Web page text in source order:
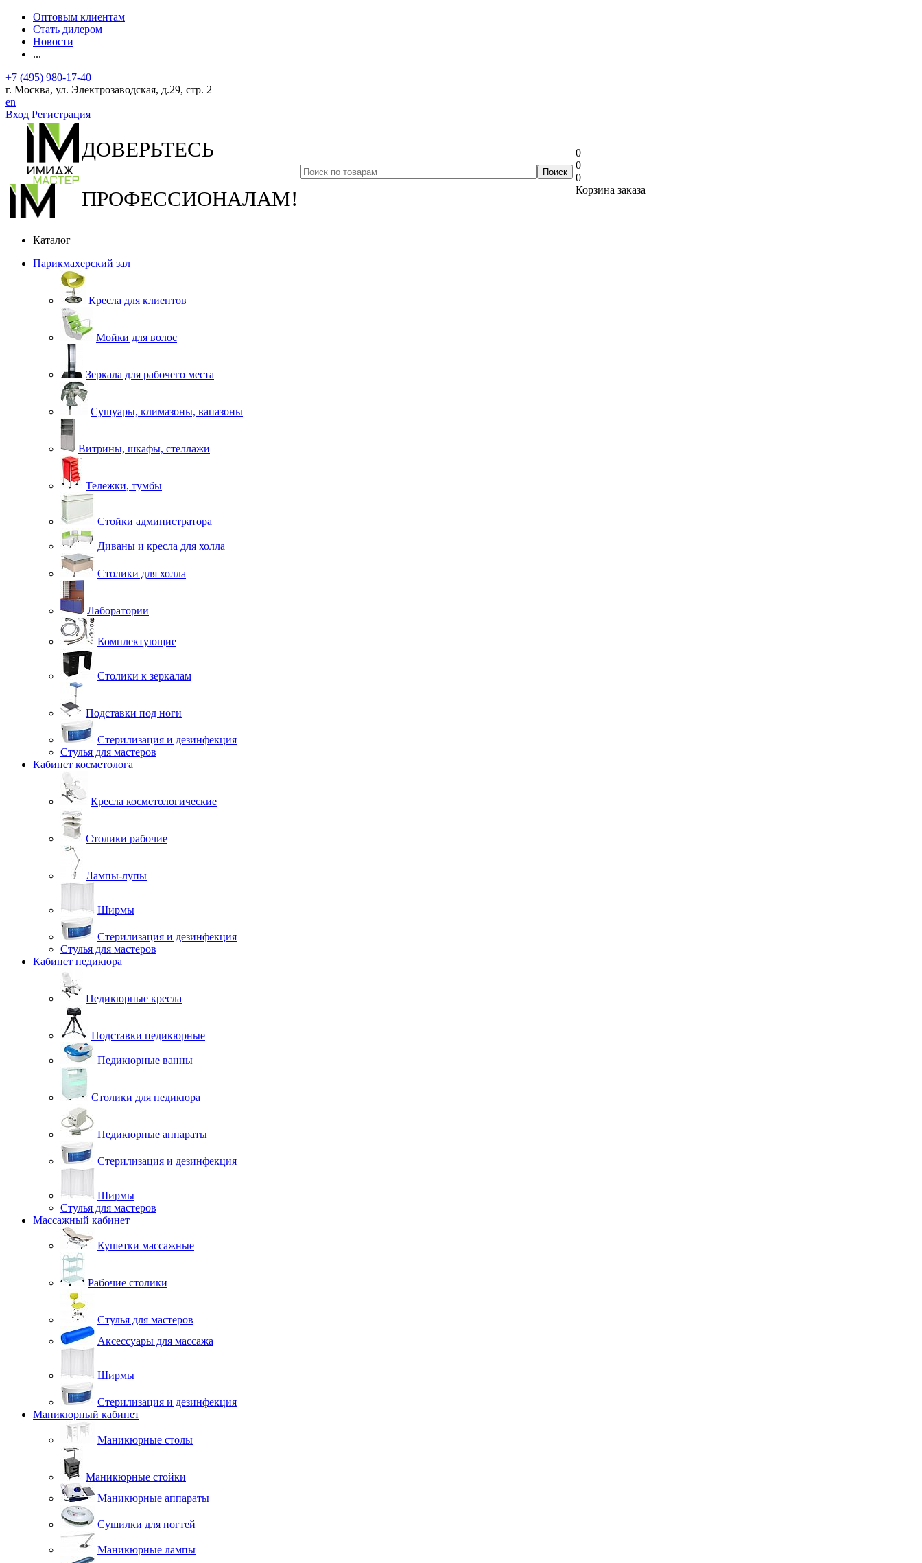
Оптовым клиентам
Стать дилером
Новости
...
+7 (495) 980-17-40
г. Москва, ул. Электрозаводская, д.29, стр. 2
en
Вход Регистрация
ДОВЕРЬТЕСЬ
ПРОФЕССИОНАЛАМ!
0
0
0
Корзина заказа
Каталог
Парикмахерский зал
Кресла для клиентов
Мойки для волос
Зеркала для рабочего места
Сушуары, климазоны, вапазоны
Витрины, шкафы, стеллажи
Тележки, тумбы
Стойки администратора
Диваны и кресла для холла
Столики для холла
Лаборатории
Комплектующие
Столики к зеркалам
Подставки под ноги
Стерилизация и дезинфекция
Стулья для мастеров
Кабинет косметолога
Кресла косметологические
Столики рабочие
Лампы-лупы
Ширмы
Стерилизация и дезинфекция
Стулья для мастеров
Кабинет педикюра
Педикюрные кресла
Подставки педикюрные
Педикюрные ванны
Столики для педикюра
Педикюрные аппараты
Стерилизация и дезинфекция
Ширмы
Стулья для мастеров
Массажный кабинет
Кушетки массажные
Рабочие столики
Стулья для мастеров
Аксессуары для массажа
Ширмы
Стерилизация и дезинфекция
Маникюрный кабинет
Маникюрные столы
Маникюрные стойки
Маникюрные аппараты
Сушилки для ногтей
Маникюрные лампы